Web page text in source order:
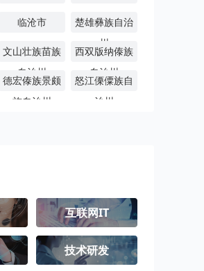
临沧市
楚雄彝族自治
州
文山壮族苗族
自治州
西双版纳傣族
自治州
德宏傣族景颇
族自治州
怒江傈僳族自
治州
互联网IT
技术研发